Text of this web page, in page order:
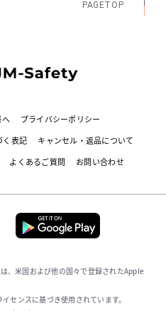
へ
プライバシーポリシー
く表記
キャンセル・返品について
よくあるご質問 お問い合わせ
PAGETOP
、米国および他の国々で登録されたApple
センスに基づき使用されています。